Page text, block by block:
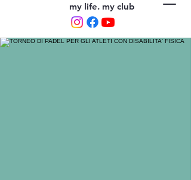
my life. my club